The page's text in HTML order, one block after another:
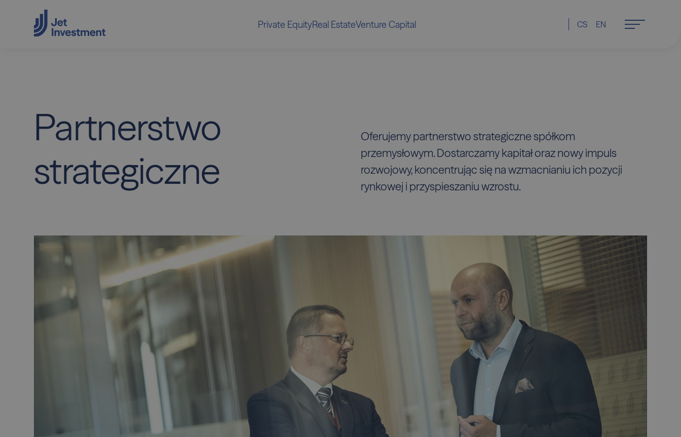
Private EquityReal EstateVenture Capital CS EN
Partnerstwo
strategiczne
Oferujemy partnerstwo strategiczne spółkom
przemysłowym. Dostarczamy kapitał oraz nowy impuls
rozwojowy, koncentrując się na wzmacnianiu ich pozycji
rynkowej i przyspieszaniu wzrostu.